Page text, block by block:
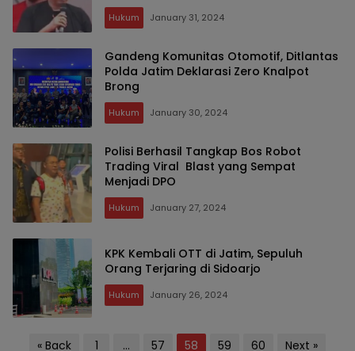
Hukum January 31, 2024
Gandeng Komunitas Otomotif, Ditlantas
Polda Jatim Deklarasi Zero Knalpot
Brong
Hukum January 30, 2024
Polisi Berhasil Tangkap Bos Robot
Trading Viral Blast yang Sempat
Menjadi DPO
Hukum January 27, 2024
KPK Kembali OTT di Jatim, Sepuluh
Orang Terjaring di Sidoarjo
Hukum January 26, 2024
Posts
« Back 1 … 57 58 59 60 Next »